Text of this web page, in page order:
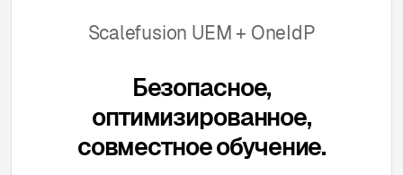
Scalefusion UEM + OneIdP
Безопасное,
оптимизированное,
совместное обучение.